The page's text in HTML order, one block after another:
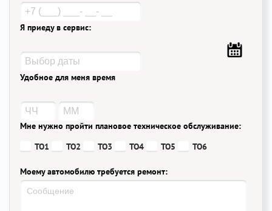
Я приеду в сервис:
Удобное для меня время
Мне нужно пройти плановое техническое обслуживание:
ТО1
ТО2 ТО3 ТО4 ТО5 ТО6
Моему автомобилю требуется ремонт: